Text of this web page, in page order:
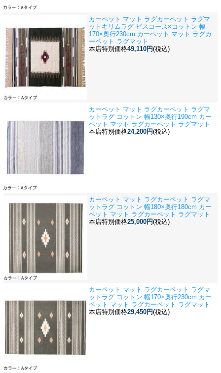
カーペット マット ラグカーペット ラグマ
ット キリムラグ ビスコース×コットン 幅
170×奥行230cm カーペット マット ラグカ
ーペット ラグマット
本店特別価格49,110円(税込)
カーペット マット ラグカーペット ラグマ
ット ラグ コットン 幅130×奥行190cm カー
ペット マット ラグカーペット ラグマット
本店特別価格24,200円(税込)
カーペット マット ラグカーペット ラグマ
ット ラグ コットン 幅180×奥行180cm カー
ペット マット ラグカーペット ラグマット
本店特別価格25,000円(税込)
カーペット マット ラグカーペット ラグマ
ット ラグ コットン 幅170×奥行230cm カー
ペット マット ラグカーペット ラグマット
本店特別価格29,450円(税込)